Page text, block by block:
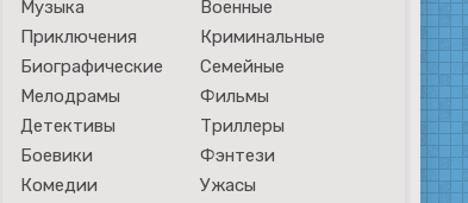
Музыка
Военные
Приключения
Криминальные
Биографические
Семейные
Мелодрамы
Фильмы
Детективы
Триллеры
Боевики
Фэнтези
Комедии
Ужасы